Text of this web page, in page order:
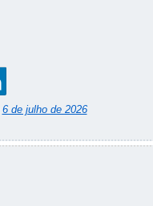
6 de julho de 2026